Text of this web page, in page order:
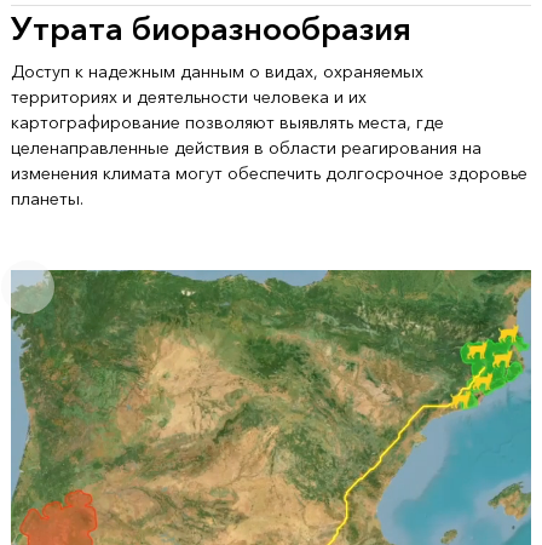
Утрата биоразнообразия
Доступ к надежным данным о видах, охраняемых
территориях и деятельности человека и их
картографирование позволяют выявлять места, где
целенаправленные действия в области реагирования на
изменения климата могут обеспечить долгосрочное здоровье
планеты.